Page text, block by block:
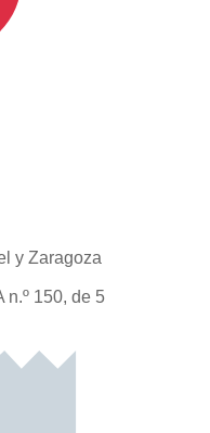
y Zaragoza
n.º 150, de 5